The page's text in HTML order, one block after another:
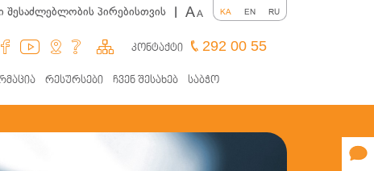
შესაძლებლობის პირებისთვის | AA KA EN RU
კონტაქტი 292 00 55
რესურსები ჩვენ შესახებ
საბჭო